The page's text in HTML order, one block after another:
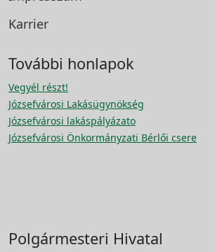
Karrier
További honlapok
Vegyél részt!
Józsefvárosi Lakásügynökség
Józsefvárosi lakáspályázato
Józsefvárosi Önkormányzati Bérlői csere
Polgármesteri Hivatal